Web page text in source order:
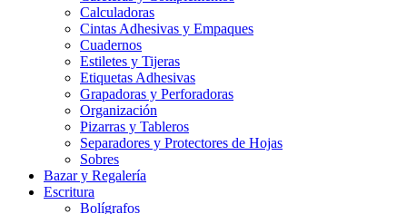
Calculadoras
Cintas Adhesivas y Empaques
Cuadernos
Estiletes y Tijeras
Etiquetas Adhesivas
Grapadoras y Perforadoras
Organización
Pizarras y Tableros
Separadores y Protectores de Hojas
Sobres
Bazar y Regalería
Escritura
Bolígrafos